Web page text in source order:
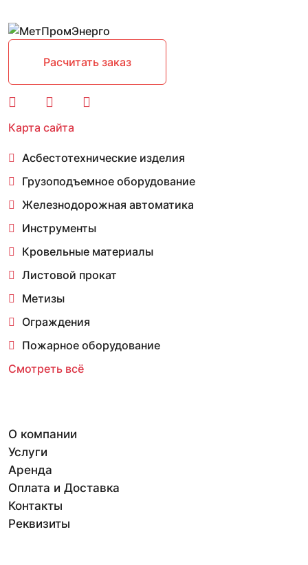
Расчитать заказ
Карта сайта
Асбестотехнические изделия
Грузоподъемное оборудование
Железнодорожная автоматика
Инструменты
Кровельные материалы
Листовой прокат
Метизы
Ограждения
Пожарное оборудование
Смотреть всё
О компании
Услуги
Аренда
Оплата и Доставка
Контакты
Реквизиты